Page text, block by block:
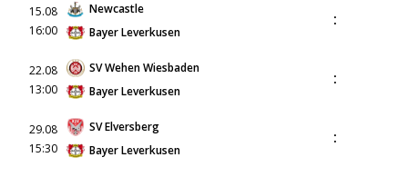
15.08
16:00
Newcastle
Bayer Leverkusen
:
22.08
13:00
SV Wehen Wiesbaden
Bayer Leverkusen
:
29.08
15:30
SV Elversberg
Bayer Leverkusen
: